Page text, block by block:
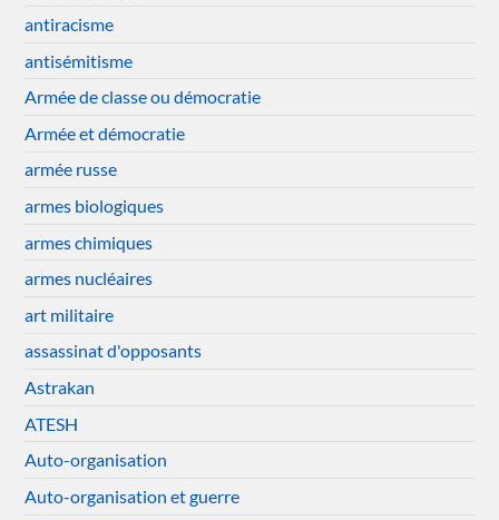
antiracisme
antisémitisme
Armée de classe ou démocratie
Armée et démocratie
armée russe
armes biologiques
armes chimiques
armes nucléaires
art militaire
assassinat d'opposants
Astrakan
ATESH
Auto-organisation
Auto-organisation et guerre